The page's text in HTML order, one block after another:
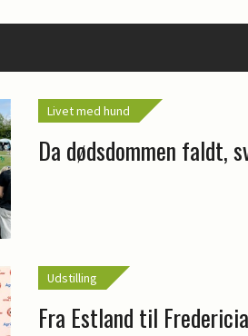
Livet med hund
Da dødsdommen faldt,
Udstilling
Fra Estland til